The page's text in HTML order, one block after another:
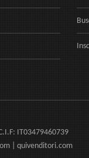
IT03479460739
quivenditori.com